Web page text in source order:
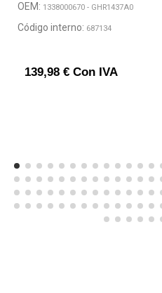
OEM: 1338000670 - GHR1437A0
Código interno: 687134
139,98 € Con IVA